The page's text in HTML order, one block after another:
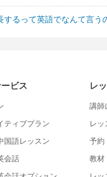
るって英語でなんて言う
ビス
ティブプラン
国語レッスン
会話
レ
講師
レ
予約
教材